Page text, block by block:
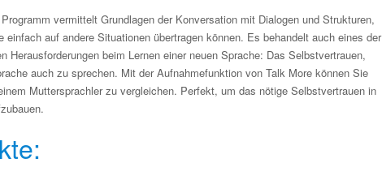
vermittelt Grundlagen der Konversation mit Dialogen und Strukturen,
einfach auf andere Situationen übertragen können. Es behandelt auch eines der
Herausforderungen beim Lernen einer neuen Sprache: Das Selbstvertrauen,
auch zu sprechen. Mit der Aufnahmefunktion von Talk More können Sie
Muttersprachler zu vergleichen. Perfekt, um das nötige Selbstvertrauen in